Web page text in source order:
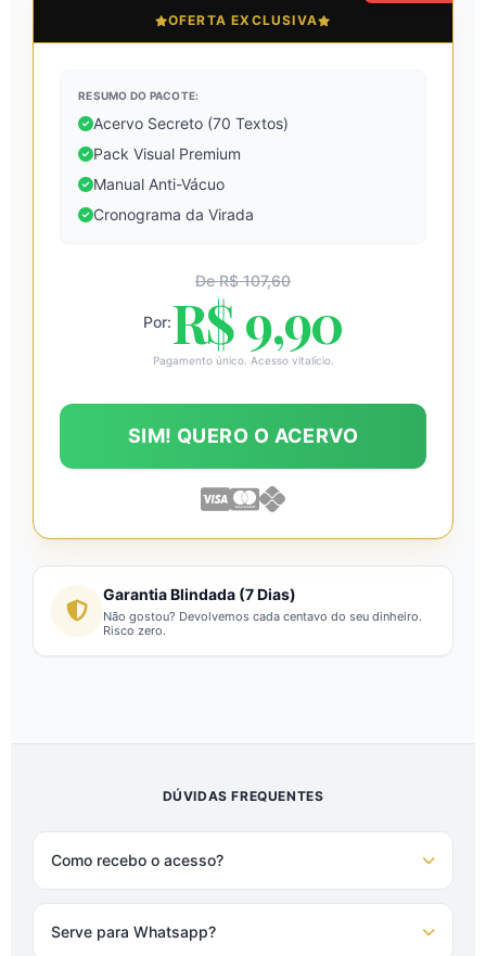
OFERTA EXCLUSIVA
RESUMO DO PACOTE:
Acervo Secreto (70 Textos)
Pack Visual Premium
Manual Anti-Vácuo
Cronograma da Virada
De R$ 107,60
Por:R$ 9,90
Pagamento único. Acesso vitalício.
SIM! QUERO O ACERVO
Garantia Blindada (7 Dias)
Não gostou? Devolvemos cada centavo do seu dinheiro.
Risco zero.
DÚVIDAS FREQUENTES
Como recebo o acesso?
Serve para Whatsapp?